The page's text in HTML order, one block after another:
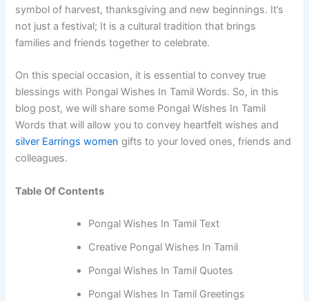
symbol of harvest, thanksgiving and new beginnings. It’s
not just a festival; It is a cultural tradition that brings
families and friends together to celebrate.
On this special occasion, it is essential to convey true
blessings with Pongal Wishes In Tamil Words. So, in this
blog post, we will share some Pongal Wishes In Tamil
Words that will allow you to convey heartfelt wishes and
silver Earrings women gifts to your loved ones, friends and
colleagues.
Table Of Contents
Pongal Wishes In Tamil Text
Creative Pongal Wishes In Tamil
Pongal Wishes In Tamil Quotes
Pongal Wishes In Tamil Greetings